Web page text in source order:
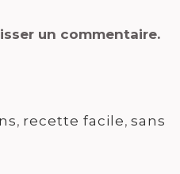
un commentaire.
, recette facile, sans